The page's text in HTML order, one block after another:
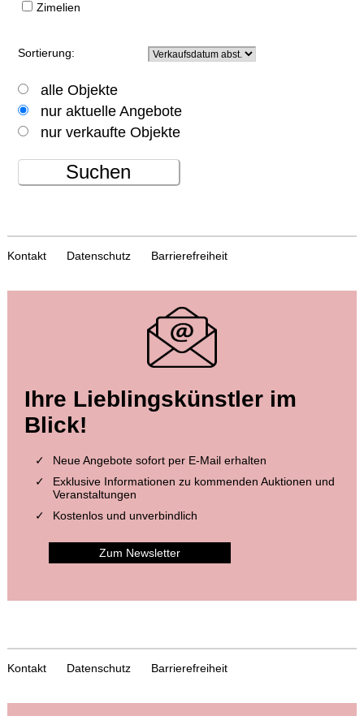
Zimelien
Sortierung:
alle Objekte
nur aktuelle Angebote
nur verkaufte Objekte
Suchen
Kontakt Datenschutz Barrierefreiheit
Ihre Lieblingskünstler im
Blick!
Neue Angebote sofort per E-Mail erhalten
Exklusive Informationen zu kommenden Auktionen und
Veranstaltungen
Kostenlos und unverbindlich
Zum Newsletter
Kontakt Datenschutz Barrierefreiheit